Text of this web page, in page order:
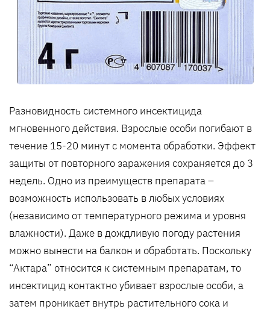
Разновидность системного инсектицида
мгновенного действия. Взрослые особи погибают в
течение 15-20 минут с момента обработки. Эффект
защиты от повторного заражения сохраняется до 3
недель. Одно из преимуществ препарата –
возможность использовать в любых условиях
(независимо от температурного режима и уровня
влажности). Даже в дождливую погоду растения
можно вынести на балкон и обработать. Поскольку
“Актара” относится к системным препаратам, то
инсектицид контактно убивает взрослые особи, а
затем проникает внутрь растительного сока и